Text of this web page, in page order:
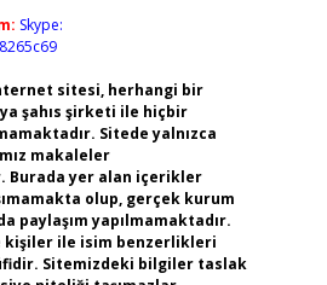
Skype:
sitesi, herhangi bir
şahıs şirketi ile hiçbir
Sitede yalnızca
makaleler
Burada yer alan içerikler
olup, gerçek kurum
paylaşım yapılmamaktadır.
kişiler ile isim benzerlikleri
Sitemizdeki bilgiler taslak